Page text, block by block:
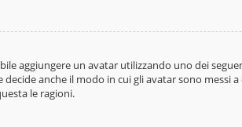
aggiungere un avatar utilizzando uno dei
anche il modo in cui gli avatar sono messi a
le ragioni.